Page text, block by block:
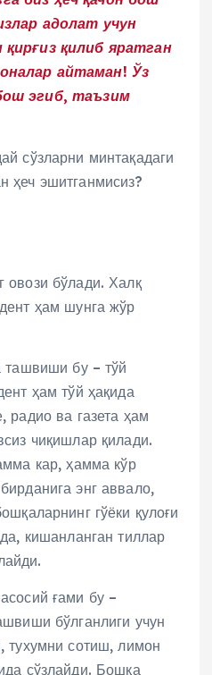
адолат учун
қилиб яратган
айтаман! Ўз
эгиб, таъзим
сўзларни минтақадаги
ҳеч эшитганмисиз?
овози бўлади. Халқ
ҳам шунга жўр
ташвиши бу – тўй
ҳам тўй ҳақида
радио ва газета ҳам
чиқишлар қилади.
кар, ҳамма кўр
энг аввало,
гўёки қулоғи
кишанланган тиллар
ғами бу –
бўлганлиги учун
тухумни сотиш, лимон
сўзлайди. Бошқа